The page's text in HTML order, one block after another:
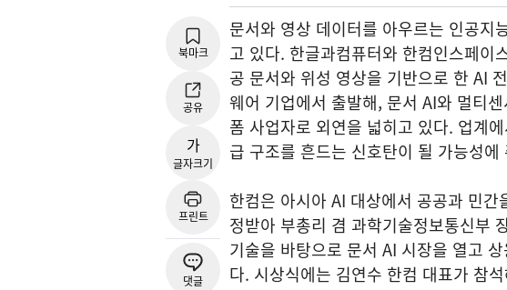
북마크
공유
가
글자크기
프린트
댓글
문서와 영상 데이터를 아우르는 인공지
고 있다. 한글과컴퓨터와 한컴인스페이
공 문서와 위성 영상을 기반으로 한 AI
웨어 기업에서 출발해, 문서 AI와 멀티
폼 사업자로 외연을 넓히고 있다. 업계
급 구조를 흔드는 신호탄이 될 가능성에
한컴은 아시아 AI 대상에서 공공과 민
정받아 부총리 겸 과학기술정보통신부
기술을 바탕으로 문서 AI 시장을 열고
다. 시상식에는 김연수 한컴 대표가 참